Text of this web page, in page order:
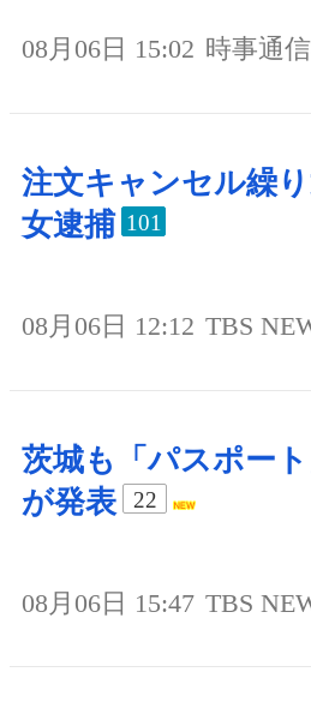
08月06日 15:02 時事通
注文キャンセル繰り
女逮捕 101
08月06日 12:12 TBS
茨城も「パスポー
が発表
22
08月06日 15:47 TBS